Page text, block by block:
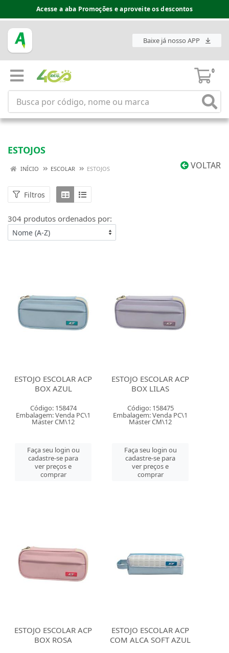
Espaço do Fornecedor disponível no acesso superior
Baixe já nosso APP
0
ESTOJOS
VOLTAR
INÍCIO ESCOLAR ESTOJOS
Filtros
304 produtos ordenados por:
ESTOJO ESCOLAR ACP
BOX AZUL
Código: 158474
Embalagem: Venda PC\1
Master CM\12
Faça seu login ou
cadastre-se para
ver preços e
comprar
ESTOJO ESCOLAR ACP
BOX LILAS
Código: 158475
Embalagem: Venda PC\1
Master CM\12
Faça seu login ou
cadastre-se para
ver preços e
comprar
ESTOJO ESCOLAR ACP
BOX ROSA
ESTOJO ESCOLAR ACP
COM ALCA SOFT AZUL